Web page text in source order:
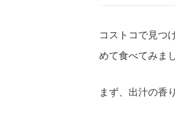
コストコで見つ
めて食べてみまし
まず、出汁の香